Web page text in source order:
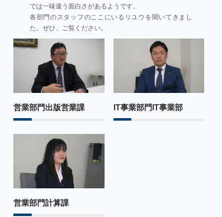
では一味違う面白さがあるようです。
各部門のスタッフのここにいるリユウを聞いてきまし
た。ぜひ、ご覧ください。
営業部門出版営業課 IT事業部門IT事業部
営業部門計算課